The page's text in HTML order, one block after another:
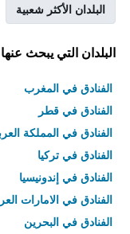
البلدان الأكثر شعبية
البلدان التي يبحث
الفنادق في المغرب
الفنادق في قطر
الفنادق في المملكة
الفنادق في تركيا
الفنادق في إندونيسيا
الفنادق في الامارات
الفنادق في البحرين